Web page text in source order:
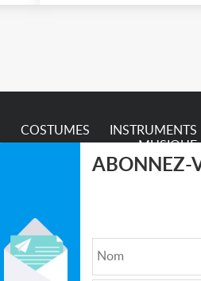
COSTUMES
INSTRUMENTS
MUSIQUE
et de l'Entertainment
ABONNEZ-